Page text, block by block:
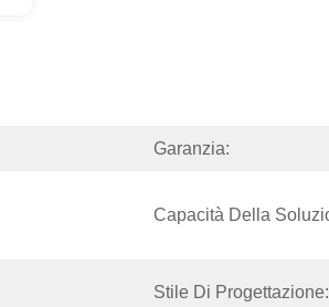
Garanzia:
Capacità Della
Stile Di Progettazione: